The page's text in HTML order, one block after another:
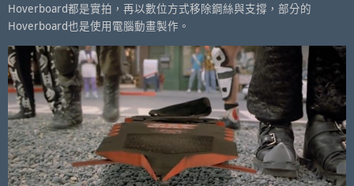
Hoverboard都是實拍，再以數位方式移除鋼絲與支撐，部分的
Hoverboard也是使用電腦動畫製作。